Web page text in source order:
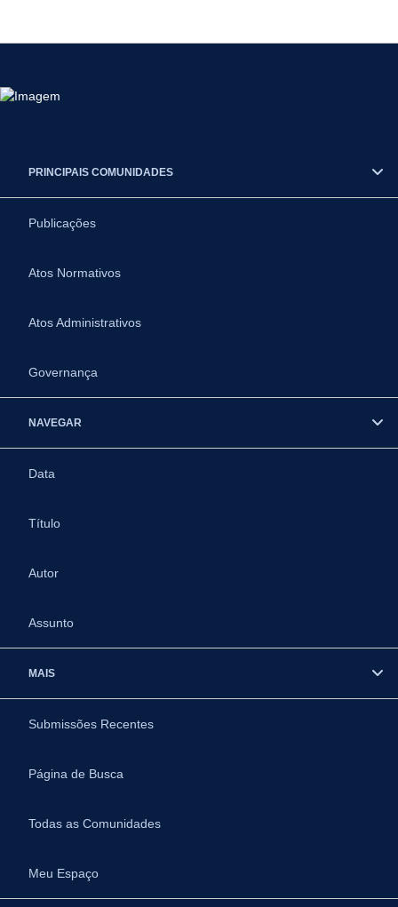
PRINCIPAIS COMUNIDADES
Publicações
Atos Normativos
Atos Administrativos
Governança
NAVEGAR
Data
Título
Autor
Assunto
MAIS
Submissões Recentes
Página de Busca
Todas as Comunidades
Meu Espaço